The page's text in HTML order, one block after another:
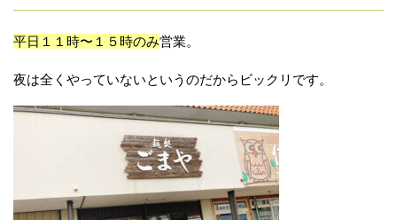
平日１１時〜１５時のみ営業。
夜は全くやっていないというのだからビックリです。